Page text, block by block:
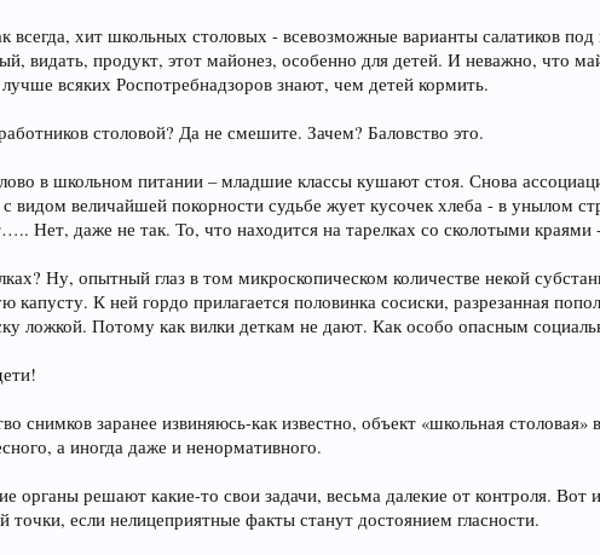
хит школьных столовых - всевозможные варианты салатиков
видать, продукт, этот майонез, особенно для детей. И неважно, что
всяких Роспотребнадзоров знают, чем детей кормить.
столовой? Да не смешите. Зачем? Баловство это.
в школьном питании – младшие классы кушают стоя. Снова
величайшей покорности судьбе жует кусочек хлеба - в унылом
Нет, даже не так. То, что находится на тарелках со сколотыми краями
Ну, опытный глаз в том микроскопическом количестве некой
капусту. К ней гордо прилагается половинка сосиски, разрезанная
ложкой. Потому как вилки деткам не дают. Как особо опасным
снимков заранее извиняюсь-как известно, объект «школьная
а иногда даже и ненормативного.
органы решают какие-то свои задачи, весьма далекие от контроля. Вот
точки, если нелицеприятные факты станут достоянием гласности.